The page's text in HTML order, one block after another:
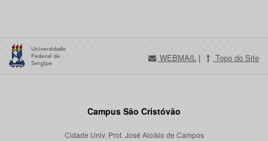
WEBMAIL | Topo do Site
Campus São Cristóvão
Cidade Univ. Prof. José Aloísio de Campos